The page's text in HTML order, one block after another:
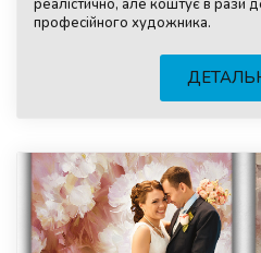
професійного художника.